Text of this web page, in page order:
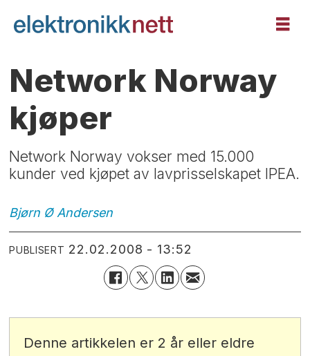
Network Norway
kjøper
Network Norway vokser med 15.000
kunder ved kjøpet av lavprisselskapet IPEA.
Bjørn Ø Andersen
PUBLISERT 22.02.2008 - 13:52
Denne artikkelen er 2 år eller eldre